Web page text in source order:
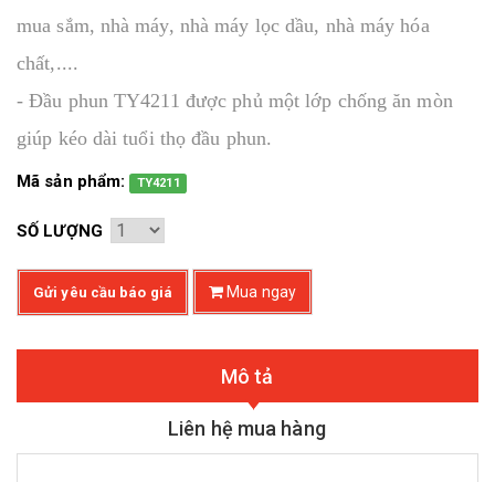
mua sắm, nhà máy, nhà máy lọc dầu, nhà máy hóa
chất,....
- Đầu phun TY4211 được phủ một lớp chống ăn mòn
giúp kéo dài tuổi thọ đầu phun.
Mã sản phẩm: TY4211
SỐ LƯỢNG
Gửi yêu cầu báo giá Mua ngay
Mô tả
Liên hệ mua hàng